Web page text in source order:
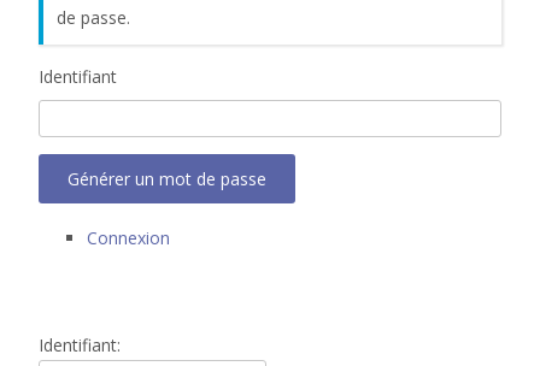
de passe.
Identifiant
Générer un mot de passe
Connexion
Identifiant: